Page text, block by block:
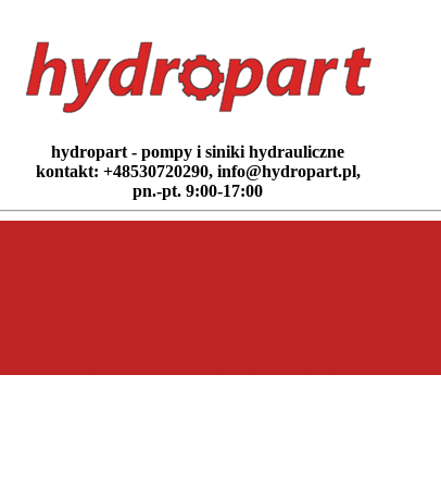
hydropart - pompy i siniki hydrauliczne
kontakt: +48530720290, info@hydropart.pl,
pn.-pt. 9:00-17:00